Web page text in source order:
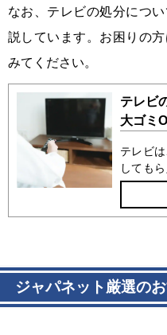
なお、テレビの処分につ
説しています。お困りの
みてください。
テレビ
大ゴミ
テレビ
しても
則って
法を押
は、テ
ジャパネット厳選の